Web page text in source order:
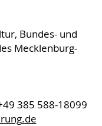
Bundes- und
Mecklenburg-
385 588-18099
.de